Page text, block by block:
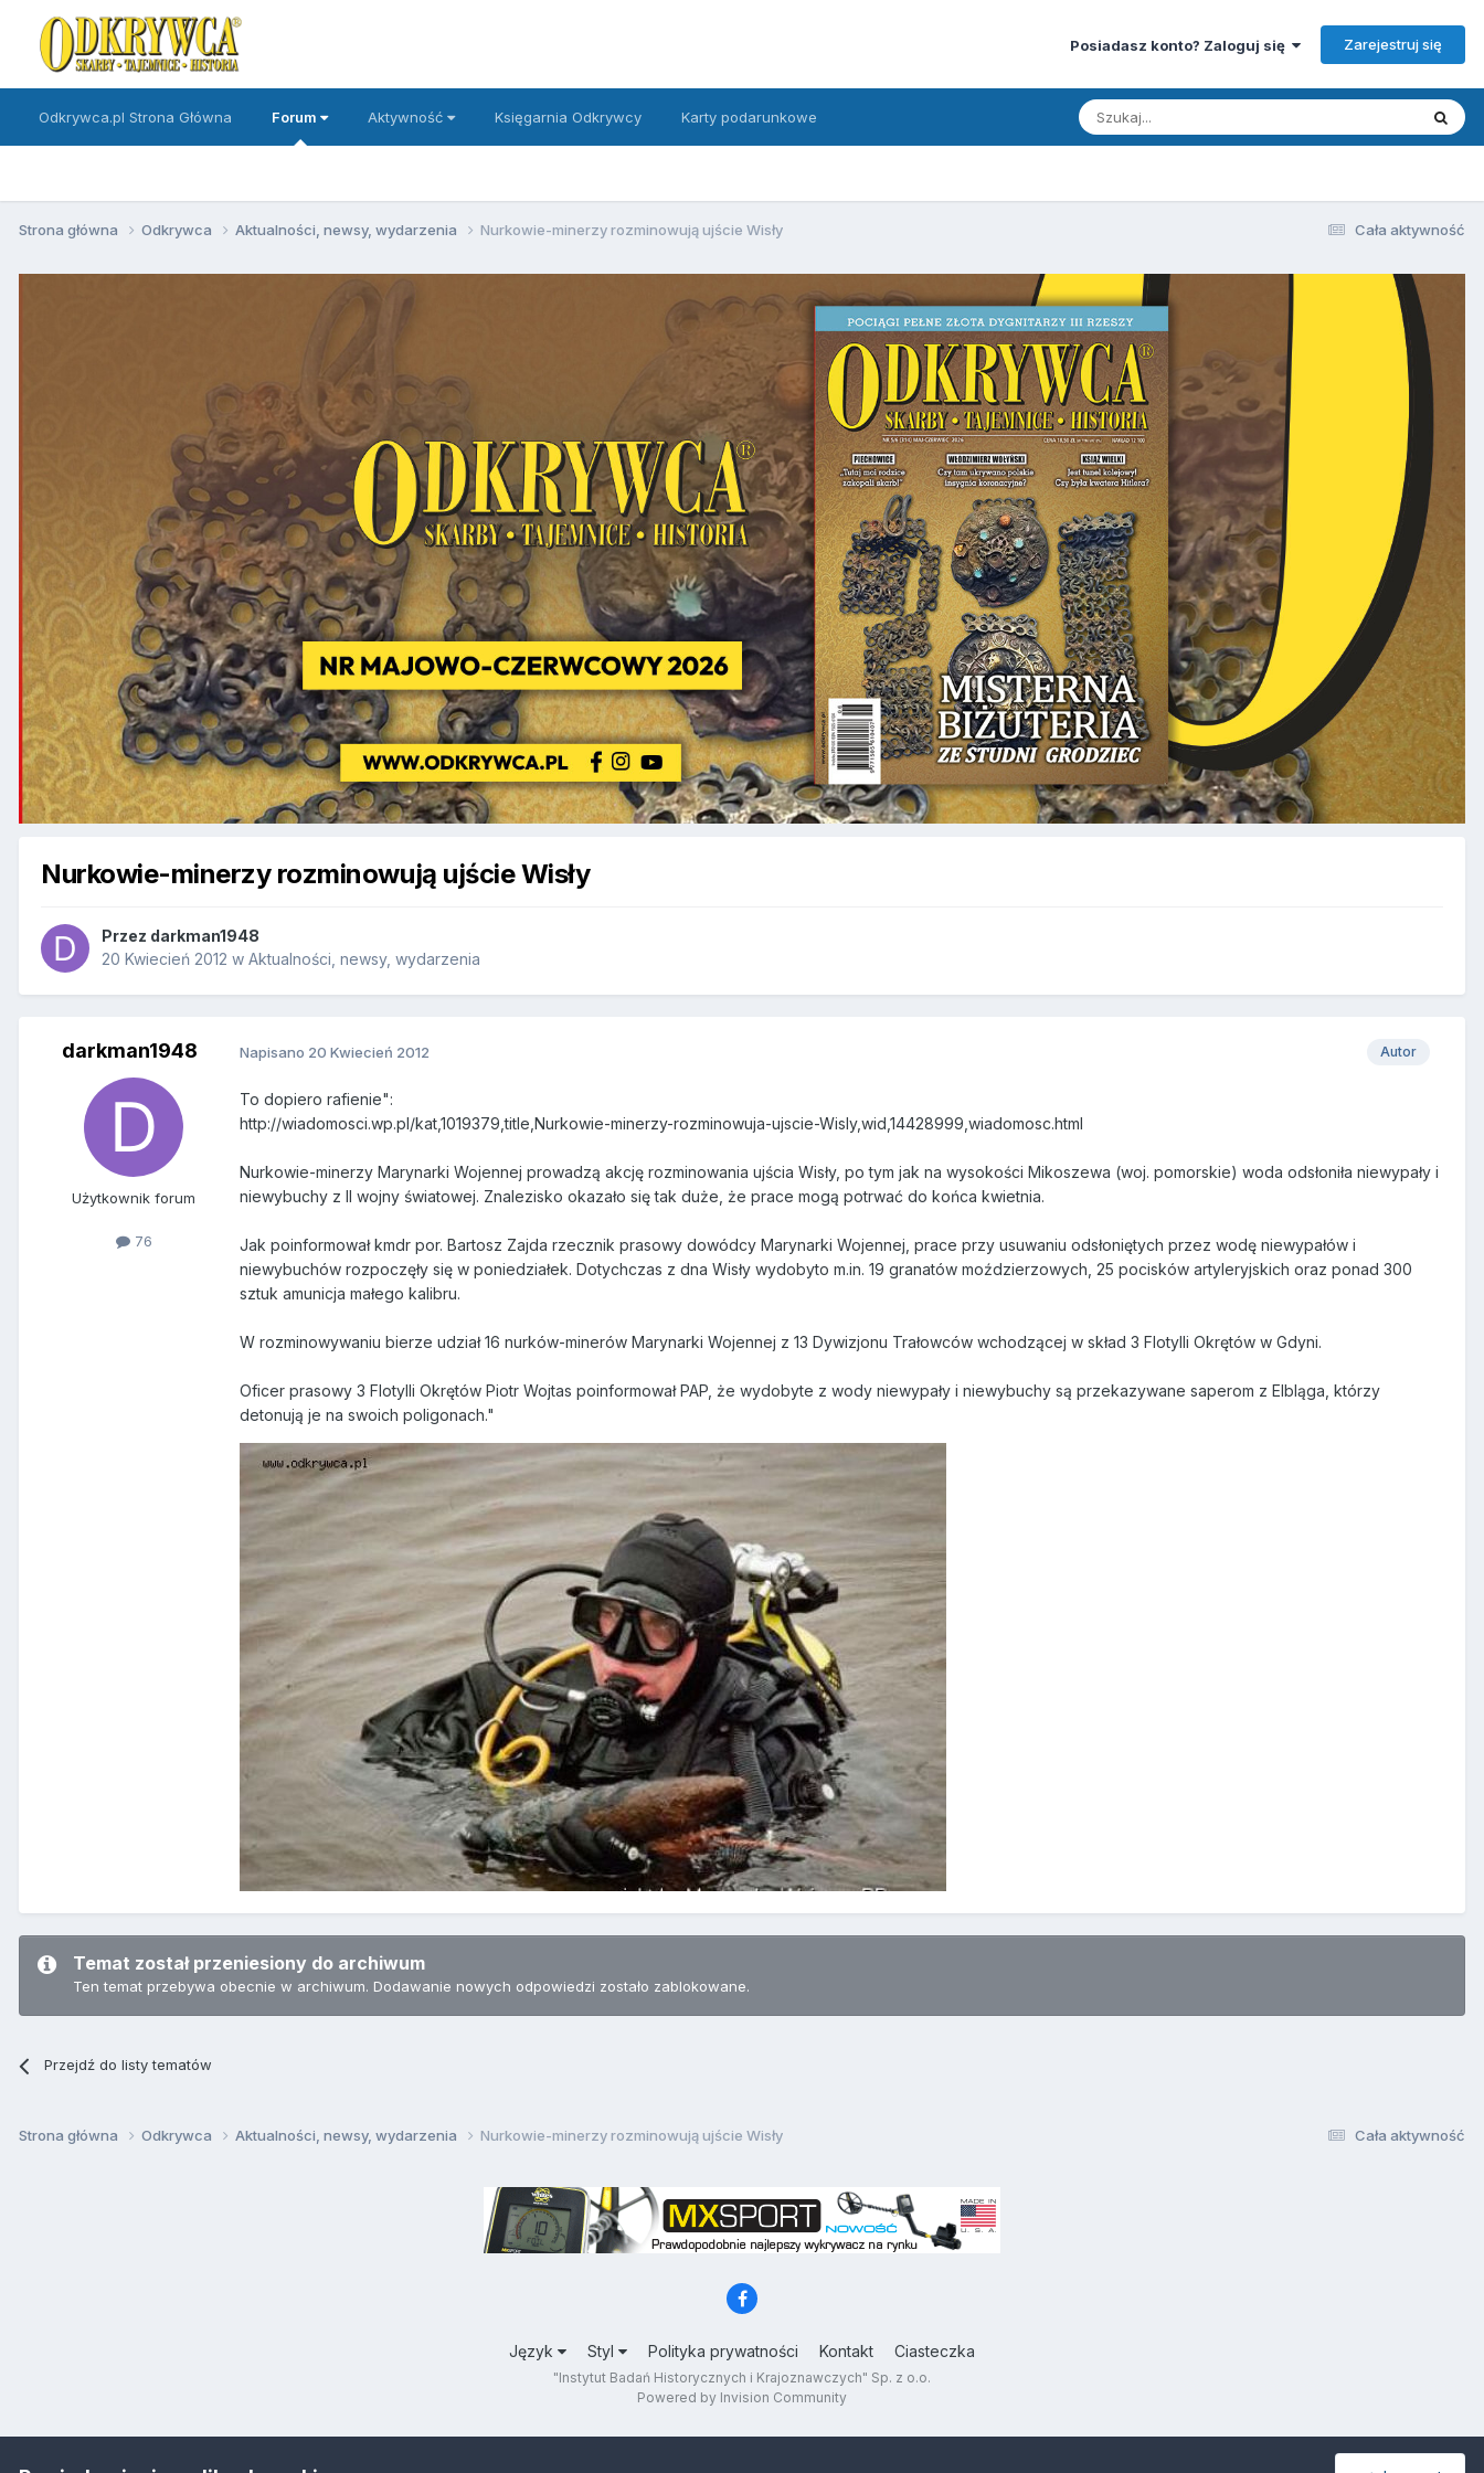
Posiadasz konto? Zaloguj się Zarejestruj się
Odkrywca.pl Strona Główna Forum Aktywność Księgarnia Odkrywcy Karty podarunkowe
Cała aktywność
Strona główna Odkrywca Aktualności, newsy, wydarzenia Nurkowie-minerzy rozminowują ujście Wisły
Nurkowie-minerzy rozminowują ujście Wisły
Przez darkman1948
20 Kwiecień 2012 w Aktualności, newsy, wydarzenia
darkman1948
Użytkownik forum
76
Autor
Napisano 20 Kwiecień 2012
To dopiero rafienie":
http://wiadomosci.wp.pl/kat,1019379,title,Nurkowie-minerzy-rozminowuja-ujscie-Wisly,wid,14428999,wiadomosc.html
Nurkowie-minerzy Marynarki Wojennej prowadzą akcję rozminowania ujścia Wisły, po tym jak na wysokości Mikoszewa (woj. pomorskie) woda odsłoniła niewypały i
niewybuchy z II wojny światowej. Znalezisko okazało się tak duże, że prace mogą potrwać do końca kwietnia.
Jak poinformował kmdr por. Bartosz Zajda rzecznik prasowy dowódcy Marynarki Wojennej, prace przy usuwaniu odsłoniętych przez wodę niewypałów i
niewybuchów rozpoczęły się w poniedziałek. Dotychczas z dna Wisły wydobyto m.in. 19 granatów moździerzowych, 25 pocisków artyleryjskich oraz ponad 300
sztuk amunicja małego kalibru.
W rozminowywaniu bierze udział 16 nurków-minerów Marynarki Wojennej z 13 Dywizjonu Trałowców wchodzącej w skład 3 Flotylli Okrętów w Gdyni.
Oficer prasowy 3 Flotylli Okrętów Piotr Wojtas poinformował PAP, że wydobyte z wody niewypały i niewybuchy są przekazywane saperom z Elbląga, którzy
detonują je na swoich poligonach."
Temat został przeniesiony do archiwum
Ten temat przebywa obecnie w archiwum. Dodawanie nowych odpowiedzi zostało zablokowane.
Przejdź do listy tematów
Cała aktywność
Strona główna Odkrywca Aktualności, newsy, wydarzenia Nurkowie-minerzy rozminowują ujście Wisły
Język Styl Polityka prywatności Kontakt Ciasteczka
"Instytut Badań Historycznych i Krajoznawczych" Sp. z o.o.
Powered by Invision Community